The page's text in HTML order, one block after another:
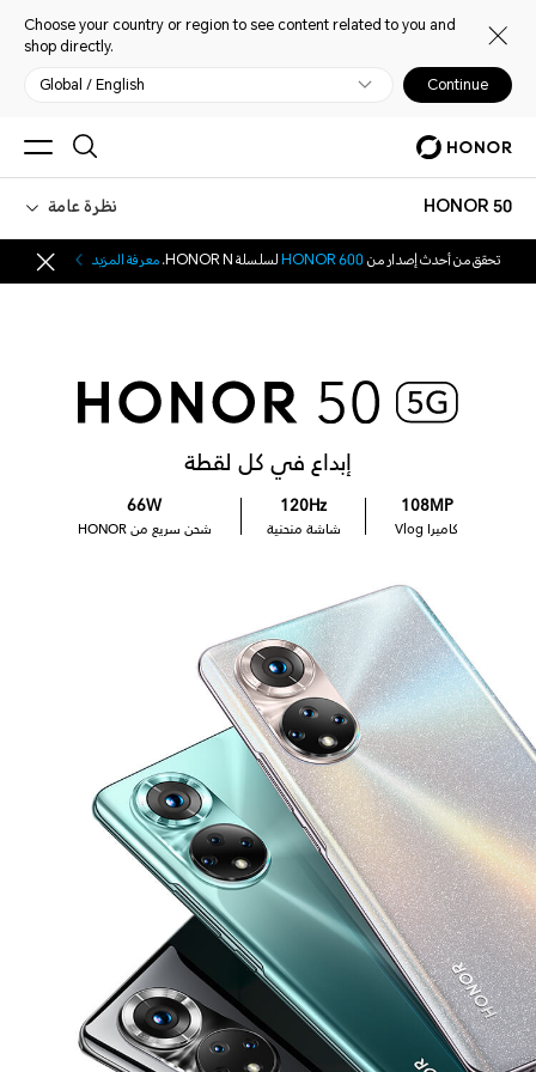
Choose your country or region to see content related to you and
shop directly.
Global / English Continue
HONOR 50 نظرة عامة
تحقق من أحدث إصدار منHONOR 600لسلسلة HONOR N. معرفة المزيد
إبداع في كل لقطة
108MP
كاميرا Vlog
120Hz
شاشة منحنية
66W
شحن سريع من HONOR